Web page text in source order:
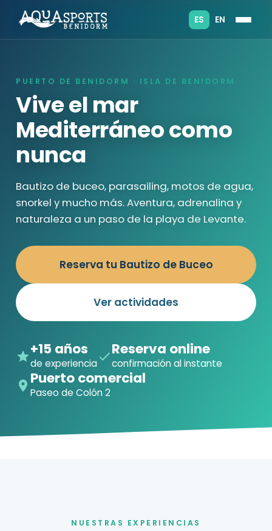
ES EN
PUERTO DE BENIDORM · ISLA DE BENIDORM
Vive el mar
Mediterráneo como
nunca
Bautizo de buceo, parasailing, motos de agua,
snorkel y mucho más. Aventura, adrenalina y
naturaleza a un paso de la playa de Levante.
Reserva tu Bautizo de Buceo
Ver actividades
+15 años
de experiencia
Reserva online
confirmación al instante
Puerto comercial
Paseo de Colón 2
NUESTRAS EXPERIENCIAS